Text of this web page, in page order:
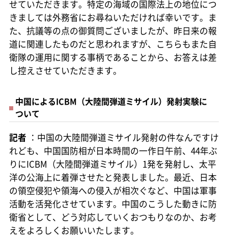
せていただきます。特定の海域の国際法上の地位につ
きましては外務省にお尋ねいただければ幸いです。ま
た、抗議等の点の御質問ございましたが、昨日来の報
道に関連したものだと思われますが、こちらもまた自
衛隊の運用に関する事柄であることから、お答えは差
し控えさせていただきます。
中国によるICBM（大陸間弾道ミサイル）発射実験に
ついて
記者 ：中国の大陸間弾道ミサイル発射の件なんですけ
れども、中国国防相が日本時間の一作日午前、44年ぶ
りにICBM（大陸間弾道ミサイル）1発を発射し、太平
洋の公海上に着弾させたと発表しました。最近、日本
の領空侵犯や領海への侵入が相次ぐなど、中国は軍事
活動を活発化させています。中国のこうした動きに防
衛省として、どう対応していくおつもりなのか、お考
えをよろしくお願いいたします。